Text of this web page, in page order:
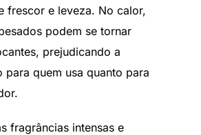
frescor e leveza. No calor,
podem se tornar
prejudicando a
para quem usa quanto para
fragrâncias intensas e